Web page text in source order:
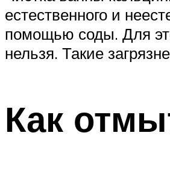
естественного и
помощью соды. Для
нельзя. Такие
Как